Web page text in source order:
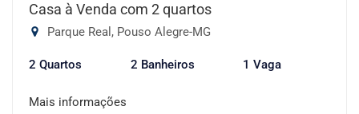
Casa à Venda com 2 quartos
Parque Real, Pouso Alegre-MG
2 Quartos 2 Banheiros 1 Vaga
Mais informações